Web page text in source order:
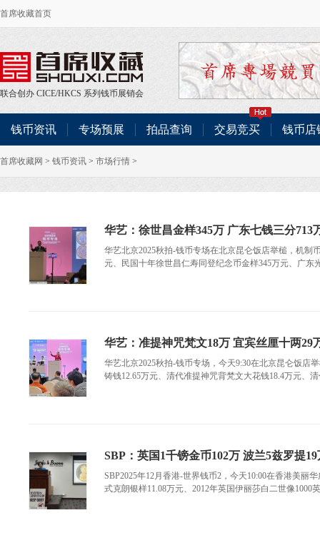
首席收藏首页
联合创办 CICE/HKCS 系列钱币展销会
钱币资讯 专场预展 拍品查询 交易竞买 钱币店
首席收藏网 > 钱币资讯 > 市场行情 >
华艺：徐世昌金样345万 广东七钱三分713
华艺北京2025秋拍-钱币专场在北京昆仑饭店举槌，机制
元、民国十年徐世昌仁寿同登纪念币金样345万元、广东
华艺：准提神咒梵文18万 宜宾丝厘十两29
华艺北京2025秋拍-钱币专场，今天9:30在北京昆仑饭店
铸钱12.65万元、清代准提神咒背梵文大花钱18.4万元、
SBP：英国1千镑金币102万 波兰5兹罗提19
SBP2025年12月香港-世界钱币2，今天10:00在香港美丽
式克朗银样11.08万元、2012年英国伊丽莎白二世像1000